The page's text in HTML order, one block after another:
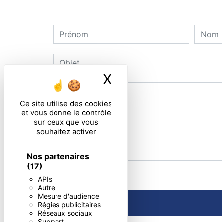
Ce site utilise des cookies
et vous donne le contrôle
sur ceux que vous
souhaitez activer
Nos partenaires
(17)
APIs
Autre
Mesure d'audience
Régies publicitaires
Réseaux sociaux
X Masquer le